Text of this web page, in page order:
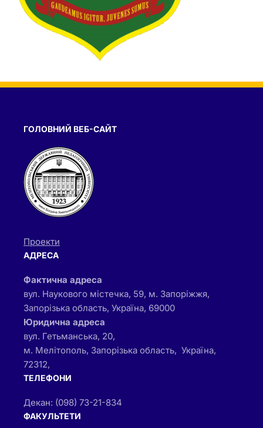
ГОЛОВНИЙ ВЕБ-САЙТ
Проекти
АДРЕСА
Фактична адреса
вул. Наукового містечка, 59, м. Запоріжжя,
Запорізька область, Україна, 69000
Юридична адреса
вул. Гетьманська, 20,
м. Мелітополь, Запорізька область, Україна,
72312,
ТЕЛЕФОНИ
Декан: (098) 73-21-834
ФАКУЛЬТЕТИ